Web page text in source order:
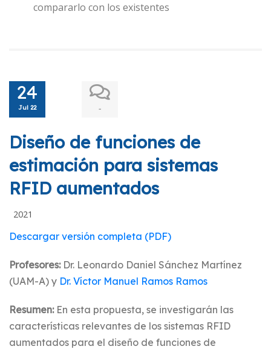
compararlo con los existentes
24
Jul 22 -
Diseño de funciones de
estimación para sistemas
RFID aumentados
2021
Descargar versión completa (PDF)
Profesores: Dr. Leonardo Daniel Sánchez Martínez
(UAM-A) y Dr. Ví­ctor Manuel Ramos Ramos
Resumen: En esta propuesta, se investigarán las
características relevantes de los sistemas RFID
aumentados para el diseño de funciones de